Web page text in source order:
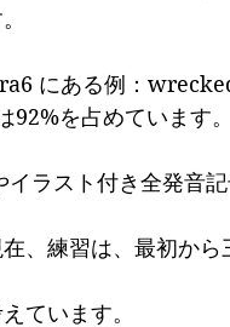
にある例：
92%を占めています。
ラスト付き全発音
、練習は、最初から
ています。